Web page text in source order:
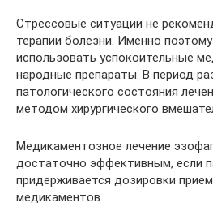
Стрессовые ситуации не
терапии болезни. Именно
использовать успокоительные
народные препараты. В период
патологического состояния
методом хирургического
Медикаментозное лечение
достаточно эффективным, если
придерживается дозировки
медикаментов.